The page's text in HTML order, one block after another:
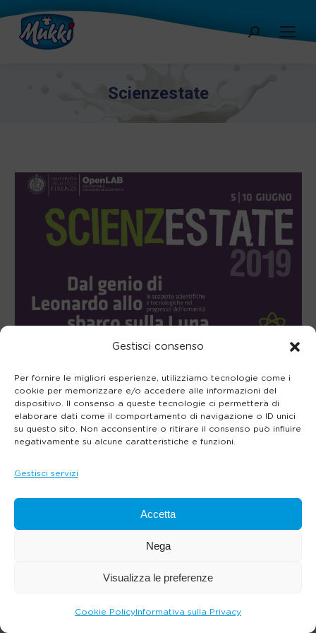
Gestisci consenso
Per fornire le migliori esperienze, utilizziamo tecnologie come i
cookie per memorizzare e/o accedere alle informazioni del
dispositivo. Il consenso a queste tecnologie ci permetterà di
elaborare dati come il comportamento di navigazione o ID unici
su questo sito. Non acconsentire o ritirare il consenso può influire
negativamente su alcune caratteristiche e funzioni.
Gestisci servizi
Accetta
Nega
Visualizza le preferenze
Cookie PolicyInformativa sulla Privacy
Cerca:
Scienzestate